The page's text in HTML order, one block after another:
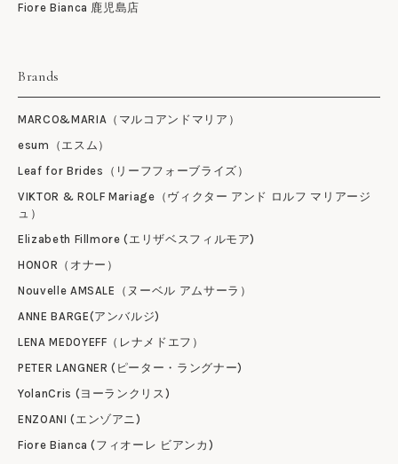
Fiore Bianca 鹿児島店
Brands
MARCO&MARIA（マルコアンドマリア）
esum（エスム）
Leaf for Brides（リーフフォーブライズ）
VIKTOR & ROLF Mariage（ヴィクター アンド ロルフ マリアージ
ュ）
Elizabeth Fillmore (エリザベスフィルモア)
HONOR（オナー）
Nouvelle AMSALE（ヌーベル アムサーラ）
ANNE BARGE(アンバルジ)
LENA MEDOYEFF（レナメドエフ）
PETER LANGNER (ピーター・ラングナー)
YolanCris (ヨーランクリス)
ENZOANI (エンゾアニ)
Fiore Bianca (フィオーレ ビアンカ)